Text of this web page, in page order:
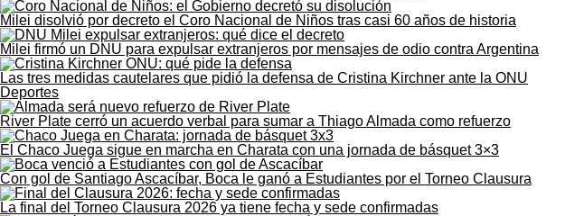
Milei disolvió por decreto el Coro Nacional de Niños tras casi 60 años de historia
Milei firmó un DNU para expulsar extranjeros por mensajes de odio contra Argentina
Las tres medidas cautelares que pidió la defensa de Cristina Kirchner ante la ONU
Deportes
River Plate cerró un acuerdo verbal para sumar a Thiago Almada como refuerzo
El Chaco Juega sigue en marcha en Charata con una jornada de básquet 3×3
Con gol de Santiago Ascacíbar, Boca le ganó a Estudiantes por el Torneo Clausura
La final del Torneo Clausura 2026 ya tiene fecha y sede confirmadas